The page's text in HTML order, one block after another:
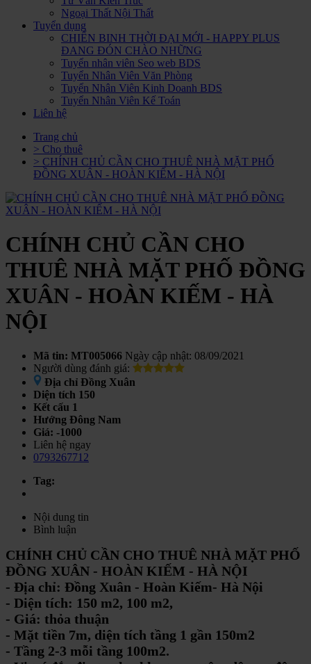
Ngoại Thất Nội Thất
Tuyển dụng
CHIẾN BINH THỜI ĐẠI MỚI - HAPPY PLUS
ĐANG ĐÓN CHÀO NHỮNG
Tuyển nhân viên Seo web BDS
Tuyển Nhân Viên Văn Phòng
Tuyển Nhân Viên Kinh Doanh BDS
Tuyển Nhân Viên Kế Toán
Liên hệ
Trang chủ
> Cho thuê
> CHÍNH CHỦ CẦN CHO THUÊ NHÀ MẶT PHỐ
ĐỒNG XUÂN - HOÀN KIẾM - HÀ NỘI
CHÍNH CHỦ CẦN CHO
THUÊ NHÀ MẶT PHỐ ĐỒNG
XUÂN - HOÀN KIẾM - HÀ
NỘI
Mã tin: MT005066 Ngày cập nhật: 08/09/2021
Người dùng đánh giá:
Địa chỉ Đồng Xuân
Diện tích 150
Kết cấu 1
Hướng Đông Nam
Giá: -1000
Liên hệ ngay
0793267712
Tag:
Nội dung tin
Bình luận
CHÍNH CHỦ CẦN CHO THUÊ NHÀ MẶT PHỐ
ĐỒNG XUÂN - HOÀN KIẾM - HÀ NỘI
- Địa chỉ: Đồng Xuân - Hoàn Kiếm- Hà Nội
- Diện tích: 150 m2, 100 m2,
- Giá: thỏa thuận
- Mặt tiền 7m, diện tích tầng 1 gần 150m2
- Tầng 2-3 mỗi tầng 100m2.